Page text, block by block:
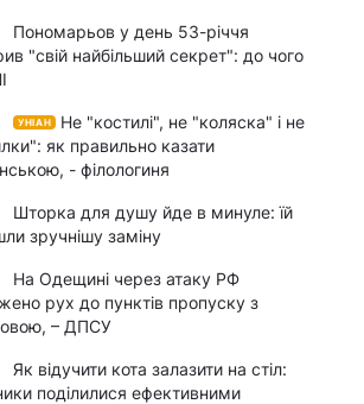
Пономарьов у день 53-річчя
"свій найбільший секрет": до чого
УНІАН
Не "костилі", не "коляска" і не
як правильно казати
- філологиня
Шторка для душу йде в минуле: їй
зручнішу заміну
На Одещині через атаку РФ
рух до пунктів пропуску з
– ДПСУ
Як відучити кота залазити на стіл:
поділилися ефективними